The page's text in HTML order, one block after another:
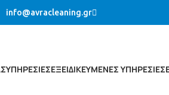
info@avracleaning.gr
ΥΠΗΡΕΣΙΕΣΕΞΕΙΔΙΚΕΥΜΈΝΕΣ ΥΠΗΡΕΣΊΕΣ